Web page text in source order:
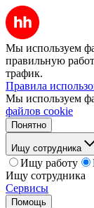
Мы используем
правильную
трафик.
Правила
Мы используем
файлов cookie
Понятно
Ищу сотрудника
Ищу работу
Ищу сотрудника
Сервисы
Помощь